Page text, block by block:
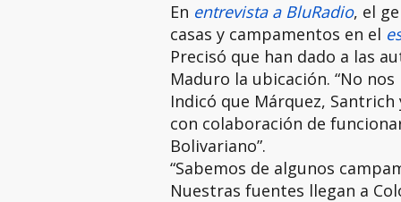
En entrevista a BluRadio, el
casas y campamentos en el
Precisó que han dado a las
Maduro la ubicación. “No
Indicó que Márquez, Santrich
con colaboración de
Bolivariano”.
“Sabemos de algunos
Nuestras fuentes llegan a